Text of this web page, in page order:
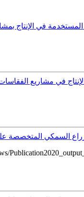
في الإنتاج
في مشاريع الفقاسات
السمكي المتخصصة على